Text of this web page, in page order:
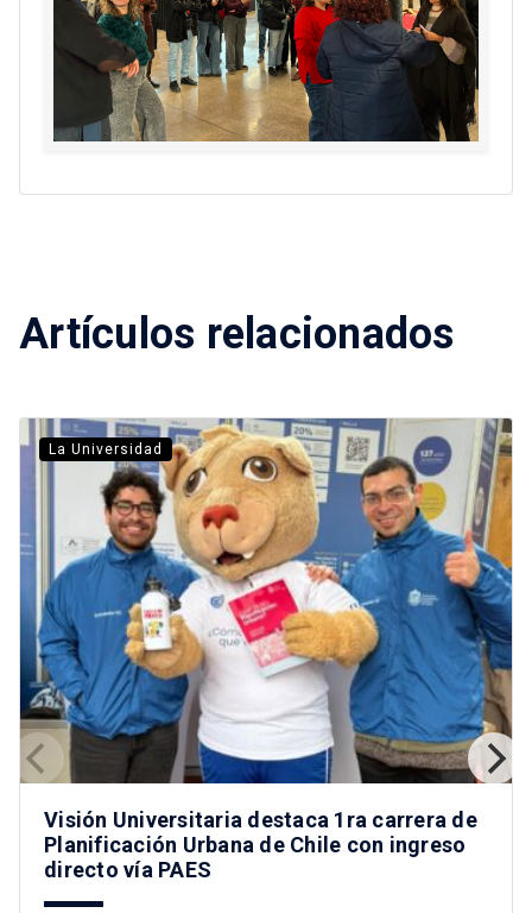
Artículos relacionados
La Universidad
Visión Universitaria destaca 1ra carrera de
Planificación Urbana de Chile con ingreso
directo vía PAES